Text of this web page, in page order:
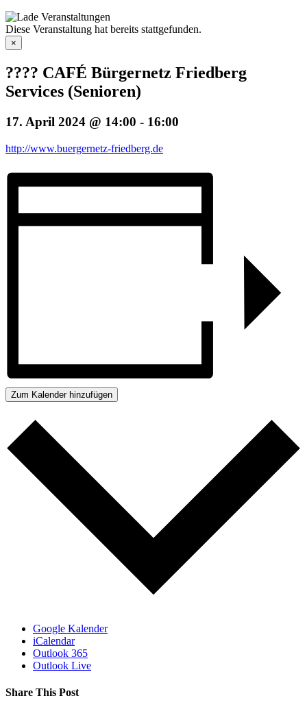
Diese Veranstaltung hat bereits stattgefunden.
×
???? CAFÉ Bürgernetz Friedberg
Services (Senioren)
17. April 2024 @ 14:00 - 16:00
http://www.buergernetz-friedberg.de
Zum Kalender hinzufügen
Google Kalender
iCalendar
Outlook 365
Outlook Live
Share This Post